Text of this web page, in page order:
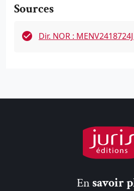
Sources
Dir. NOR :
Ensavoir